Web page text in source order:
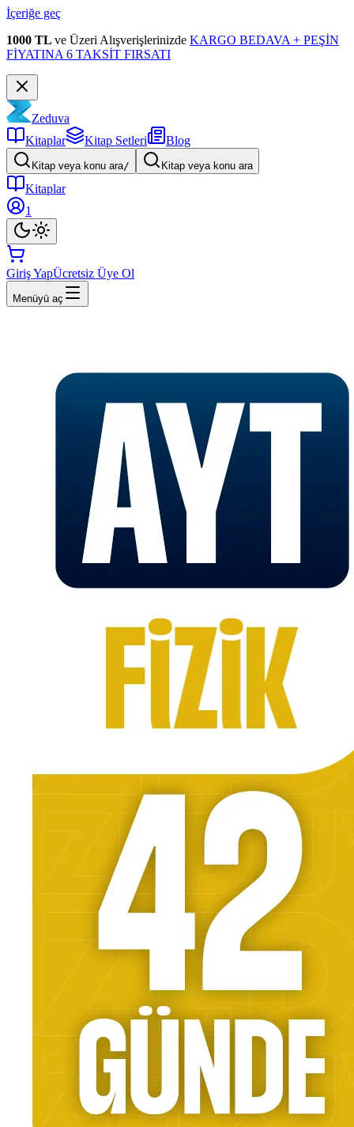
İçeriğe geç
1000 TL ve Üzeri Alışverişlerinizde KARGO BEDAVA + PEŞİN
FİYATINA 6 TAKSİT FIRSATI
Zeduva
Kitaplar
Kitap Setleri Blog
Kitap veya konu ara/ Kitap veya konu ara
Kitaplar
1
Giriş YapÜcretsiz Üye Ol
Menüyü aç